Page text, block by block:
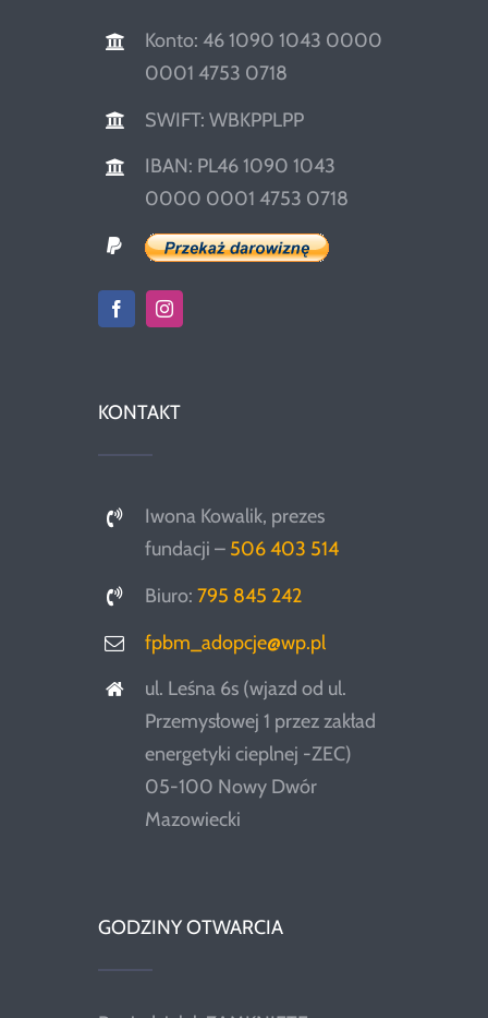
Konto: 46 1090 1043 0000
0001 4753 0718
SWIFT: WBKPPLPP
IBAN: PL46 1090 1043
0000 0001 4753 0718
KONTAKT
Iwona Kowalik, prezes
fundacji – 506 403 514
Biuro:795 845 242
fpbm_adopcje@wp.pl
ul. Leśna 6s (wjazd od ul.
Przemysłowej 1 przez zakład
energetyki cieplnej -ZEC)
05-100 Nowy Dwór
Mazowiecki
GODZINY OTWARCIA